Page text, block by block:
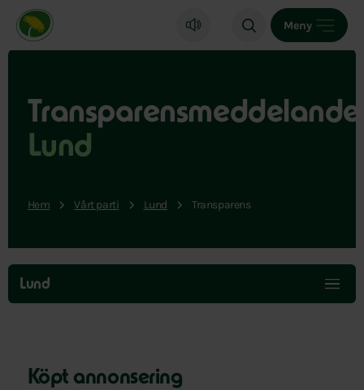
Miljöpartiet de gröna, startsida
Meny
Transparensmeddelande
Lund
Hem Vårt parti Lund Transparens
Hoppa
över
menyn
Lund
Köpt annonsering